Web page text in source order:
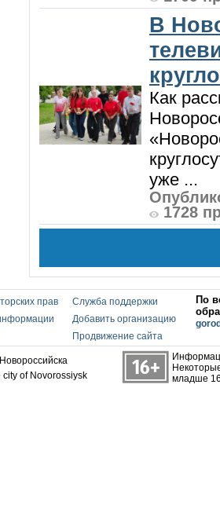
В
Как
уже ...
1728
прав
Служба поддержки
Добавить организацию
Продвижение сайта
По
of Novorossiysk
младше